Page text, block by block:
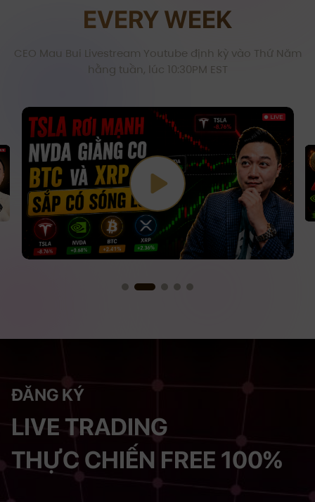
EVERY WEEK
CEO Mau Bui Livestream Youtube định kỳ vào Thứ Năm
hằng tuần, lúc 10:30PM EST
ĐĂNG KÝ
LIVE TRADING
THỰC CHIẾN FREE 100%